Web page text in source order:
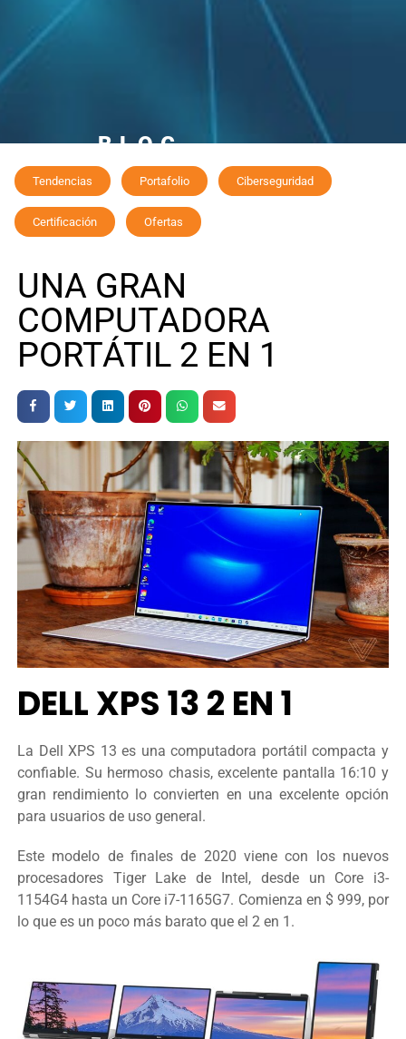
BLOG
"Si tu negocio no está en Internet, tu negocio no existe"
Tendencias
Portafolio Ciberseguridad
Certificación Ofertas
UNA GRAN
COMPUTADORA
PORTÁTIL 2 EN 1
DELL XPS 13 2 EN 1
La Dell XPS 13 es una computadora portátil compacta y
confiable. Su hermoso chasis, excelente pantalla 16:10 y
gran rendimiento lo convierten en una excelente opción
para usuarios de uso general.
Este modelo de finales de 2020 viene con los nuevos
procesadores Tiger Lake de Intel, desde un Core i3-
1154G4 hasta un Core i7-1165G7. Comienza en $ 999, por
lo que es un poco más barato que el 2 en 1.